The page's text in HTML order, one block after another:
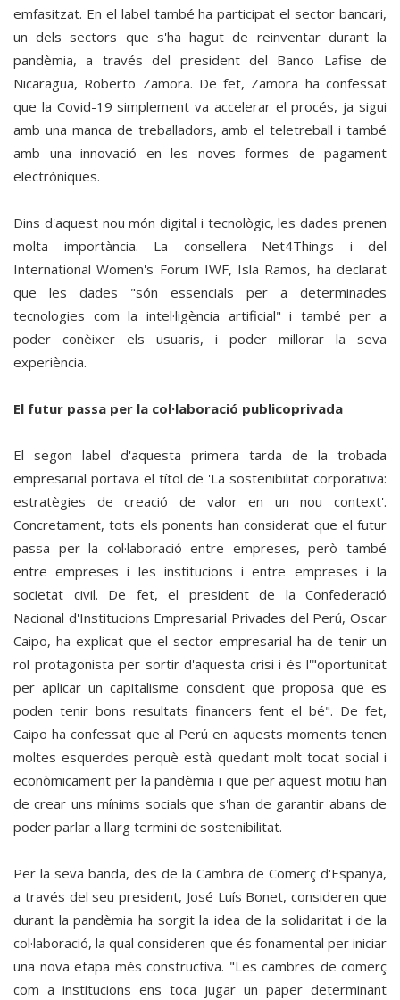
emfasitzat. En el label també ha participat el sector bancari,
un dels sectors que s'ha hagut de reinventar durant la
pandèmia, a través del president del Banco Lafise de
Nicaragua, Roberto Zamora. De fet, Zamora ha confessat
que la Covid-19 simplement va accelerar el procés, ja sigui
amb una manca de treballadors, amb el teletreball i també
amb una innovació en les noves formes de pagament
electròniques.
Dins d'aquest nou món digital i tecnològic, les dades prenen
molta importància. La consellera Net4Things i del
International Women's Forum IWF, Isla Ramos, ha declarat
que les dades "són essencials per a determinades
tecnologies com la intel·ligència artificial" i també per a
poder conèixer els usuaris, i poder millorar la seva
experiència.
El futur passa per la col·laboració publicoprivada
El segon label d'aquesta primera tarda de la trobada
empresarial portava el títol de 'La sostenibilitat corporativa:
estratègies de creació de valor en un nou context'.
Concretament, tots els ponents han considerat que el futur
passa per la col·laboració entre empreses, però també
entre empreses i les institucions i entre empreses i la
societat civil. De fet, el president de la Confederació
Nacional d'Institucions Empresarial Privades del Perú, Oscar
Caipo, ha explicat que el sector empresarial ha de tenir un
rol protagonista per sortir d'aquesta crisi i és l'"oportunitat
per aplicar un capitalisme conscient que proposa que es
poden tenir bons resultats financers fent el bé". De fet,
Caipo ha confessat que al Perú en aquests moments tenen
moltes esquerdes perquè està quedant molt tocat social i
econòmicament per la pandèmia i que per aquest motiu han
de crear uns mínims socials que s'han de garantir abans de
poder parlar a llarg termini de sostenibilitat.
Per la seva banda, des de la Cambra de Comerç d'Espanya,
a través del seu president, José Luís Bonet, consideren que
durant la pandèmia ha sorgit la idea de la solidaritat i de la
col·laboració, la qual consideren que és fonamental per iniciar
una nova etapa més constructiva. "Les cambres de comerç
com a institucions ens toca jugar un paper determinant